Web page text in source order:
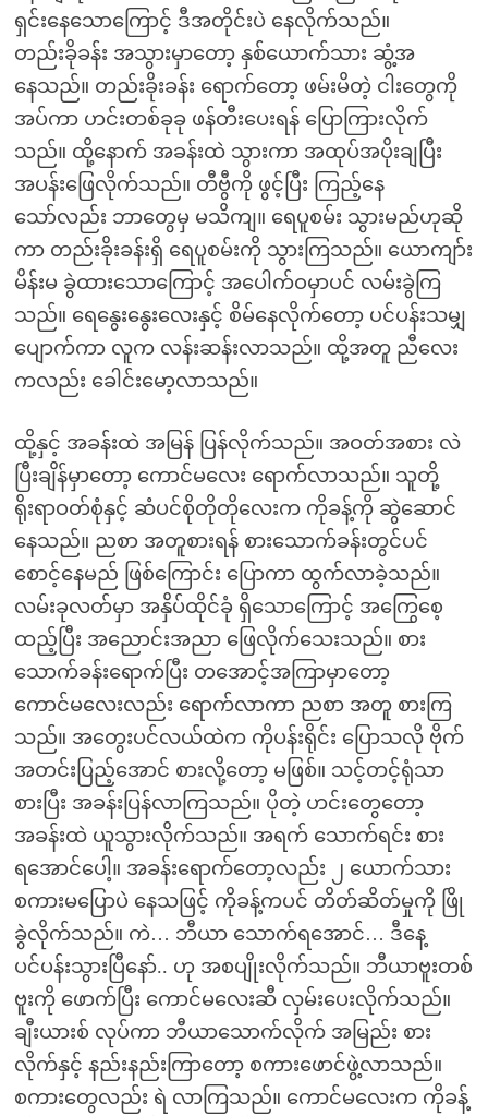
ရှင်းနေသောကြောင့် ဒီအတိုင်းပဲ နေလိုက်သည်။
တည်းခိုခန်း အသွားမှာတော့ နှစ်ယောက်သား ဆွံ့အ
နေသည်။ တည်းခိုးခန်း ရောက်တော့ ဖမ်းမိတဲ့ ငါးတွေကို
အပ်ကာ ဟင်းတစ်ခုခု ဖန်တီးပေးရန် ပြောကြားလိုက်
သည်။ ထို့နောက် အခန်းထဲ သွားကာ အထုပ်အပိုးချပြီး
အပန်းဖြေလိုက်သည်။ တီဗွီကို ဖွင့်ပြီး ကြည့်နေ
သော်လည်း ဘာတွေမှ မသိကျ။ ရေပူစမ်း သွားမည်ဟုဆို
ကာ တည်းခိုးခန်းရှိ ရေပူစမ်းကို သွားကြသည်။ ယောကျာ်း
မိန်းမ ခွဲထားသောကြောင့် အပေါက်ဝမှာပင် လမ်းခွဲကြ
သည်။ ရေနွေးနွေးလေးနှင့် စိမ်နေလိုက်တော့ ပင်ပန်းသမျှ
ပျောက်ကာ လူက လန်းဆန်းလာသည်။ ထို့အတူ ညီလေး
ကလည်း ခေါင်းမော့လာသည်။
ထို့နှင့် အခန်းထဲ အမြန် ပြန်လိုက်သည်။ အဝတ်အစား လဲ
ပြီးချိန်မှာတော့ ကောင်မလေး ရောက်လာသည်။ သူတို့
ရိုးရာဝတ်စုံနှင့် ဆံပင်စိုတိုတိုလေးက ကိုခန့်ကို ဆွဲဆောင်
နေသည်။ ညစာ အတူစားရန် စားသောက်ခန်းတွင်ပင်
စောင့်နေမည် ဖြစ်ကြောင်း ပြောကာ ထွက်လာခဲ့သည်။
လမ်းခုလတ်မှာ အနှိပ်ထိုင်ခုံ ရှိသောကြောင့် အကြွေစေ့
ထည့်ပြီး အညောင်းအညာ ဖြေလိုက်သေးသည်။ စား
သောက်ခန်းရောက်ပြီး တအောင့်အကြာမှာတော့
ကောင်မလေးလည်း ရောက်လာကာ ညစာ အတူ စားကြ
သည်။ အတွေးပင်လယ်ထဲက ကိုပန်းရိုင်း ပြောသလို ဗိုက်
အတင်းပြည့်အောင် စားလို့တော့ မဖြစ်။ သင့်တင့်ရုံသာ
စားပြီး အခန်းပြန်လာကြသည်။ ပိုတဲ့ ဟင်းတွေတော့
အခန်းထဲ ယူသွားလိုက်သည်။ အရက် သောက်ရင်း စား
ရအောင်ပေါ့။ အခန်းရောက်တော့လည်း ၂ ယောက်သား
စကားမပြောပဲ နေသဖြင့် ကိုခန့်ကပင် တိတ်ဆိတ်မှုကို ဖြို
ခွဲလိုက်သည်။ ကဲ… ဘီယာ သောက်ရအောင်… ဒီနေ့
ပင်ပန်းသွားပြီနော်.. ဟု အစပျိုးလိုက်သည်။ ဘီယာဗူးတစ်
ဗူးကို ဖောက်ပြီး ကောင်မလေးဆီ လှမ်းပေးလိုက်သည်။
ချီးယားစ် လုပ်ကာ ဘီယာသောက်လိုက် အမြည်း စား
လိုက်နှင့် နည်းနည်းကြာတော့ စကားဖောင်ဖွဲ့လာသည်။
စကားတွေလည်း ရဲ လာကြသည်။ ကောင်မလေးက ကိုခန့်